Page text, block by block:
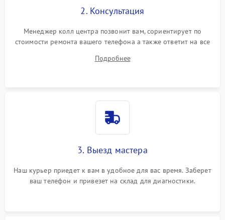
2. Консультация
Менеджер колл центра позвонит вам, сориентирует по
стоимости ремонта вашего телефона а также ответит на все
Подробнее
3. Выезд мастера
Наш курьер приедет к вам в удобное для вас время. Заберет
ваш телефон и привезет на склад для диагностики.